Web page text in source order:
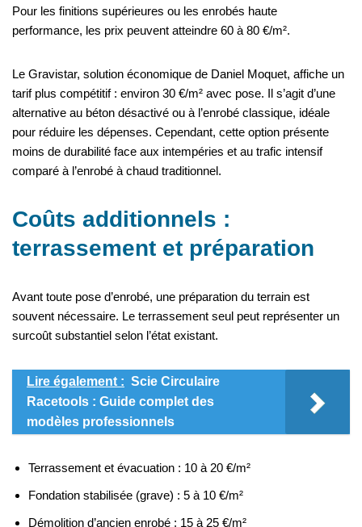
Pour les finitions supérieures ou les enrobés haute
performance, les prix peuvent atteindre 60 à 80 €/m².
Le Gravistar, solution économique de Daniel Moquet, affiche un
tarif plus compétitif : environ 30 €/m² avec pose. Il s’agit d’une
alternative au béton désactivé ou à l’enrobé classique, idéale
pour réduire les dépenses. Cependant, cette option présente
moins de durabilité face aux intempéries et au trafic intensif
comparé à l’enrobé à chaud traditionnel.
Coûts additionnels :
terrassement et préparation
Avant toute pose d’enrobé, une préparation du terrain est
souvent nécessaire. Le terrassement seul peut représenter un
surcoût substantiel selon l’état existant.
Lire également : Scie Circulaire
Racetools : Guide complet des
modèles professionnels
Terrassement et évacuation : 10 à 20 €/m²
Fondation stabilisée (grave) : 5 à 10 €/m²
Démolition d’ancien enrobé : 15 à 25 €/m²